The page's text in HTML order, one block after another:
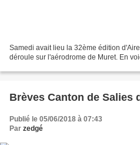
Samedi avait lieu la 32ème édition
déroule sur l'aérodrome de Muret. En
Brèves Canton de Salies
Publié le 05/06/2018 à 07:43
Par zedgé